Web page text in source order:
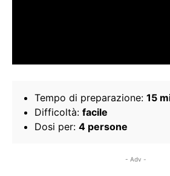
Tempo di preparazione: 15
Difficoltà: facile
Dosi per: 4 persone
- Adv -